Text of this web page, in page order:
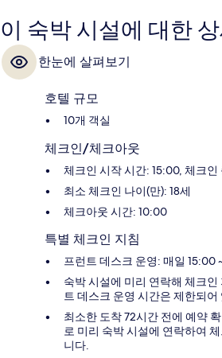
이 숙박 시설에 대한
한눈에 살펴보기
호텔 규모
10개 객실
체크인/체크아웃
체크인 시작 시간: 15:00, 체크
최소 체크인 나이(만): 18세
체크아웃 시간: 10:00
특별 체크인 지침
프런트 데스크 운영: 매일 15:00
숙박 시설에 미리 연락해 체크
트 데스크 운영 시간은 제한되어
최소한 도착 72시간 전에 예약
로 미리 숙박 시설에 연락하여
니다.